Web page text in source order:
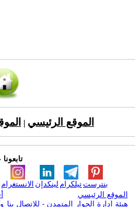
الموقع الرئيسي
الانستغرام لينكدإن تيلكرامبنترست
الموقع الرئيسي
هيئة ادارة الحوار المتمدن - للإتصال بنا